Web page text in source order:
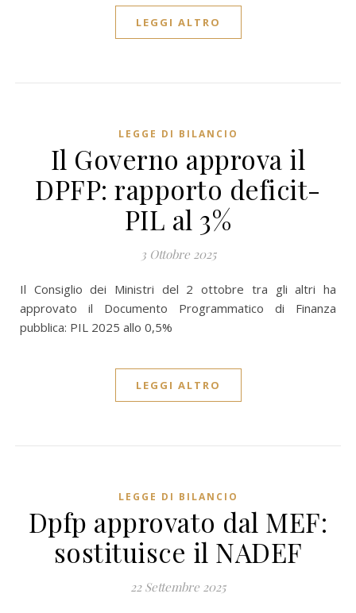
LEGGI ALTRO
LEGGE DI BILANCIO
Il Governo approva il
DPFP: rapporto deficit-
PIL al 3%
3 Ottobre 2025
Il Consiglio dei Ministri del 2 ottobre tra gli altri ha
approvato il Documento Programmatico di Finanza
pubblica: PIL 2025 allo 0,5%
LEGGI ALTRO
LEGGE DI BILANCIO
Dpfp approvato dal MEF:
sostituisce il NADEF
22 Settembre 2025